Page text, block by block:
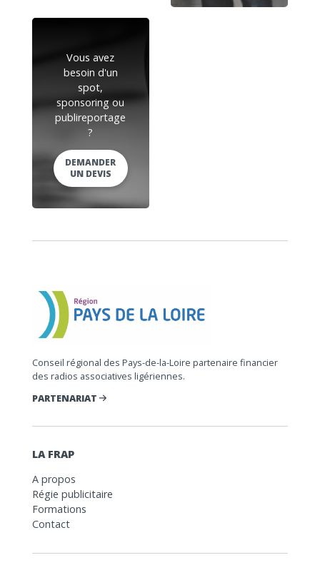
Vous avez
besoin d'un
spot,
sponsoring ou
publireportage
?
DEMANDER
UN DEVIS
Conseil régional des Pays-de-la-Loire partenaire financier
des radios associatives ligériennes.
PARTENARIAT
LA FRAP
A propos
Régie publicitaire
Formations
Contact